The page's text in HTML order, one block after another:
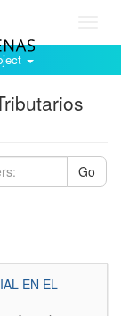
Go
EN EL